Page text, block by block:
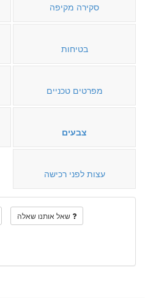
סקירה מקיפה
בטיחות
מפרטים טכניים
צבעים
עצות לפני רכישה
שאל אותנו שאלה